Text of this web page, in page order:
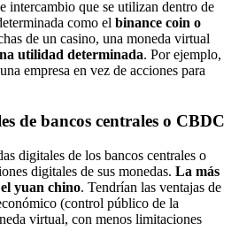
intercambio que se utilizan dentro de
como el binance coin o
de un casino, una moneda virtual
utilidad determinada. Por ejemplo,
empresa en vez de acciones para
de bancos centrales o CBDC
digitales de los bancos centrales o
digitales de sus monedas. La más
yuan chino. Tendrían las ventajas de
(control público de la
virtual, con menos limitaciones